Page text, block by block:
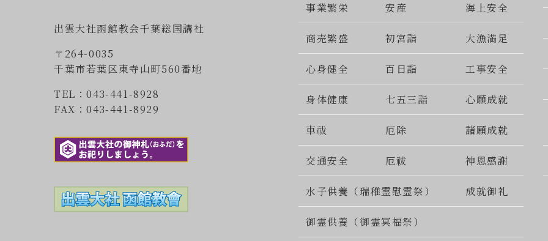
出雲大社函館教会千葉総国講社
〒264-0035
千葉市若葉区東寺山町560番地
TEL：043-441-8928
FAX：043-441-8929
事業繁栄 安産 海上安全
商売繁盛 初宮詣 大漁満足
心身健全 百日詣 工事安全
身体健康 七五三詣 心願成就
車祓 厄除 諸願成就
交通安全 厄祓 神恩感謝
水子供養（瑞稚霊慰霊祭） 成就御礼
御霊供養（御霊冥福祭）